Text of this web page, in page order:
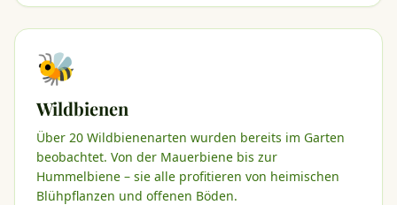
🐝
Wildbienen
Über 20 Wildbienenarten wurden bereits im Garten
beobachtet. Von der Mauerbiene bis zur
Hummelbiene – sie alle profitieren von heimischen
Blühpflanzen und offenen Böden.